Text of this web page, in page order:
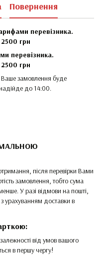
Повернення
перевізника.
грн
перевізника.
грн
замовлення буде
до 14:00.
після перевірки Вами
замовлення, тобто сума
У разі відмови на пошті,
урахуванням доставки в
від умов вашого
в першу чергу!